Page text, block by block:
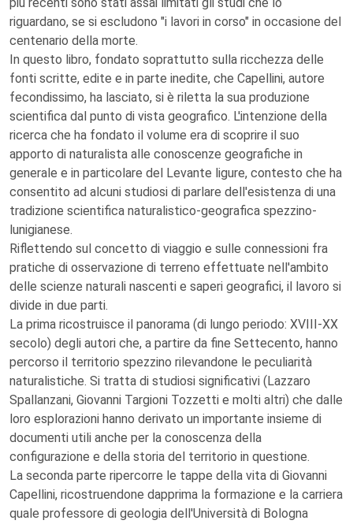
riguardano, se si escludono "i lavori in corso" in occasione del
centenario della morte.
In questo libro, fondato soprattutto sulla ricchezza delle
fonti scritte, edite e in parte inedite, che Capellini, autore
fecondissimo, ha lasciato, si è riletta la sua produzione
scientifica dal punto di vista geografico. L'intenzione della
ricerca che ha fondato il volume era di scoprire il suo
apporto di naturalista alle conoscenze geografiche in
generale e in particolare del Levante ligure, contesto che ha
consentito ad alcuni studiosi di parlare dell'esistenza di una
tradizione scientifica naturalistico-geografica spezzino-
lunigianese.
Riflettendo sul concetto di viaggio e sulle connessioni fra
pratiche di osservazione di terreno effettuate nell'ambito
delle scienze naturali nascenti e saperi geografici, il lavoro si
divide in due parti.
La prima ricostruisce il panorama (di lungo periodo: XVIII-XX
secolo) degli autori che, a partire da fine Settecento, hanno
percorso il territorio spezzino rilevandone le peculiarità
naturalistiche. Si tratta di studiosi significativi (Lazzaro
Spallanzani, Giovanni Targioni Tozzetti e molti altri) che dalle
loro esplorazioni hanno derivato un importante insieme di
documenti utili anche per la conoscenza della
configurazione e della storia del territorio in questione.
La seconda parte ripercorre le tappe della vita di Giovanni
Capellini, ricostruendone dapprima la formazione e la carriera
quale professore di geologia dell'Università di Bologna